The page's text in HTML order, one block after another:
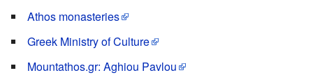
Athos monasteries
Greek Ministry of Culture
Mountathos.gr: Aghiou Pavlou